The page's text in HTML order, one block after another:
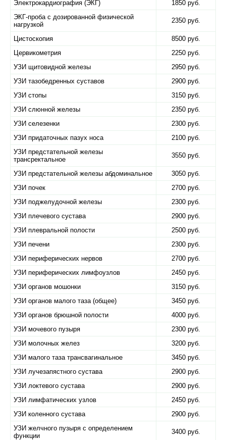
Электрокардиография (ЭКГ)
1850 руб.
ЭКГ-проба с дозированной физической
нагрузкой
2350 руб.
Цистоскопия
8500 руб.
Цервикометрия
2250 руб.
УЗИ щитовидной железы
2950 руб.
УЗИ тазобедренных суставов
2900 руб.
УЗИ стопы
3150 руб.
УЗИ слюнной железы
2350 руб.
УЗИ селезенки
2300 руб.
УЗИ придаточных пазух носа
2100 руб.
УЗИ предстательной железы
трансректальное
3550 руб.
УЗИ предстательной железы абдоминальное
3050 руб.
УЗИ почек
2700 руб.
УЗИ поджелудочной железы
2300 руб.
УЗИ плечевого сустава
2900 руб.
УЗИ плевральной полости
2500 руб.
УЗИ печени
2300 руб.
УЗИ периферических нервов
2700 руб.
УЗИ периферических лимфоузлов
2450 руб.
УЗИ органов мошонки
3150 руб.
УЗИ органов малого таза (общее)
3450 руб.
УЗИ органов брюшной полости
4000 руб.
УЗИ мочевого пузыря
2300 руб.
УЗИ молочных желез
3200 руб.
УЗИ малого таза трансвагинальное
3450 руб.
УЗИ лучезапястного сустава
2900 руб.
УЗИ локтевого сустава
2900 руб.
УЗИ лимфатических узлов
2450 руб.
УЗИ коленного сустава
2900 руб.
УЗИ желчного пузыря с определением
функции
3400 руб.